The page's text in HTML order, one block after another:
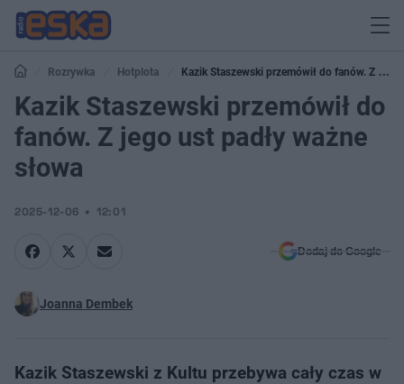
Rozrywka Hotplota
Kazik Staszewski przemówił do fanów. Z jego
ust padły ważne słowa
Kazik Staszewski przemówił do
fanów. Z jego ust padły ważne
słowa
2025-12-06 12:01
Dodaj do Google
Joanna Dembek
Kazik Staszewski z Kultu przebywa cały czas w